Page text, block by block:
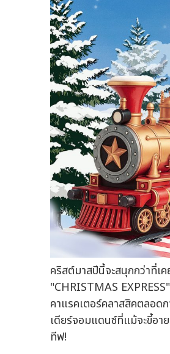
คริสต์มาสปีนี้จะสนุกกว่าที่เ
"CHRISTMAS
คาแรคเตอร์คลาสสิคตลอ
เดียร์จอมแดนซ์ที่แม้จะขี้อ
ทีฟ!